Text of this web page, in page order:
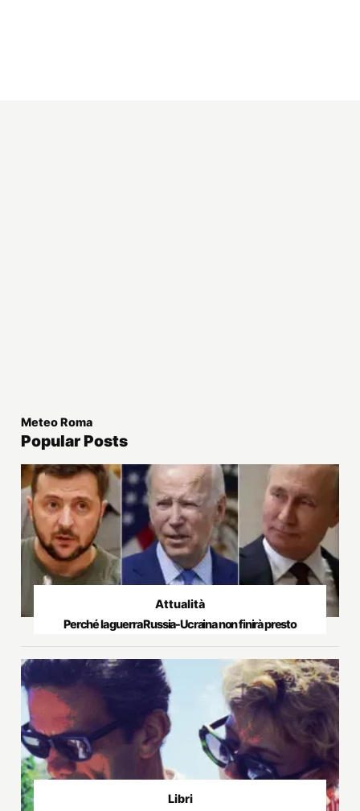
Meteo Roma
Popular Posts
Attualità
Perché la guerra Russia-Ucraina non finirà presto
Libri